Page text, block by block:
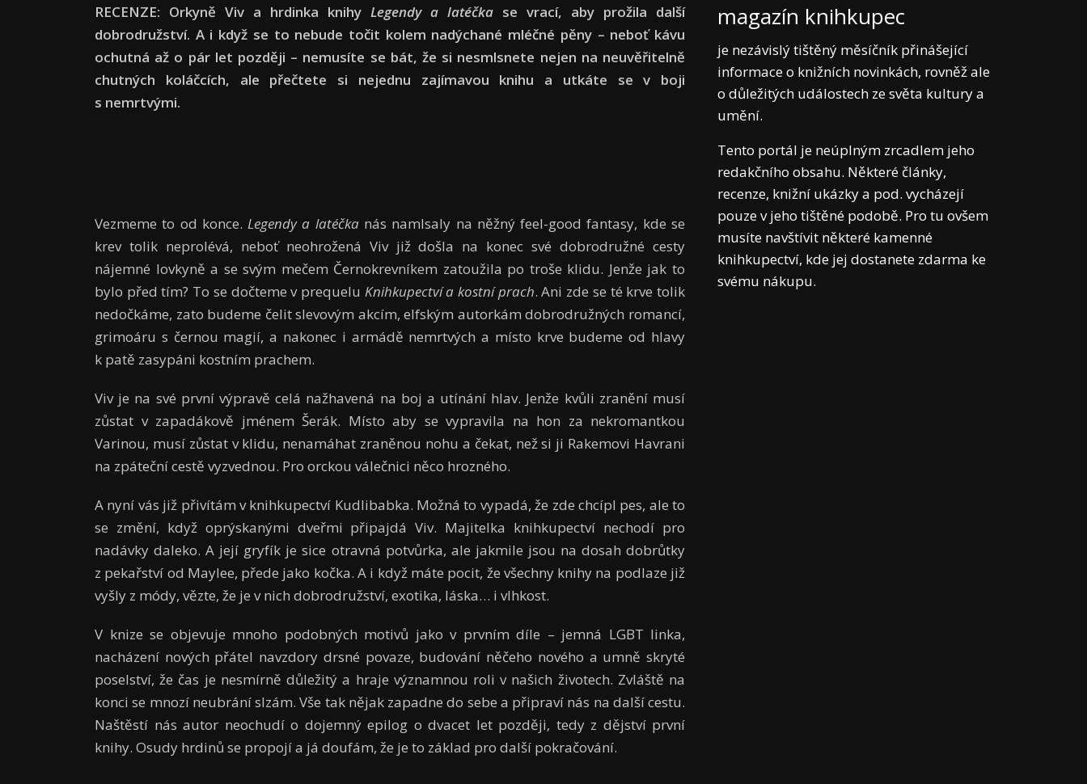
RECENZE: Orkyně Viv a hrdinka knihy Legendy a latéčka se vrací, aby prožila další
dobrodružství. A i když se to nebude točit kolem nadýchané mléčné pěny – neboť kávu
ochutná až o pár let později – nemusíte se bát, že si nesmlsnete nejen na neuvěřitelně
chutných koláčcích, ale přečtete si nejednu zajímavou knihu a utkáte se v boji
s nemrtvými.
Vezmeme to od konce.Legendy a latéčkanás namlsaly na něžný feel-good fantasy, kde se
krev tolik neprolévá, neboť neohrožená Viv již došla na konec své dobrodružné cesty
nájemné lovkyně a se svým mečem Černokrevníkem zatoužila po troše klidu. Jenže jak to
bylo před tím? To se dočteme v prequelu Knihkupectví a kostní prach. Ani zde se té krve tolik
nedočkáme, zato budeme čelit slevovým akcím, elfským autorkám dobrodružných romancí,
grimoáru s černou magií, a nakonec i armádě nemrtvých a místo krve budeme od hlavy
k patě zasypáni kostním prachem.
Viv je na své první výpravě celá nažhavená na boj a utínání hlav. Jenže kvůli zranění musí
zůstat v zapadákově jménem Šerák. Místo aby se vypravila na hon za nekromantkou
Varinou, musí zůstat v klidu, nenamáhat zraněnou nohu a čekat, než si ji Rakemovi Havrani
na zpáteční cestě vyzvednou. Pro orckou válečnici něco hrozného.
A nyní vás již přivítám v knihkupectví Kudlibabka. Možná to vypadá, že zde chcípl pes, ale to
se změní, když oprýskanými dveřmi připajdá Viv. Majitelka knihkupectví nechodí pro
nadávky daleko. A její gryfík je sice otravná potvůrka, ale jakmile jsou na dosah dobrůtky
z pekařství od Maylee, přede jako kočka. A i když máte pocit, že všechny knihy na podlaze již
vyšly z módy, vězte, že je v nich dobrodružství, exotika, láska… i vlhkost.
V knize se objevuje mnoho podobných motivů jako v prvním díle – jemná LGBT linka,
nacházení nových přátel navzdory drsné povaze, budování něčeho nového a umně skryté
poselství, že čas je nesmírně důležitý a hraje významnou roli v našich životech. Zvláště na
konci se mnozí neubrání slzám. Vše tak nějak zapadne do sebe a připraví nás na další cestu.
Naštěstí nás autor neochudí o dojemný epilog o dvacet let později, tedy z dějství první
knihy. Osudy hrdinů se propojí a já doufám, že je to základ pro další pokračování.
magazín knihkupec
je nezávislý tištěný měsíčník přinášející
informace o knižních novinkách, rovněž ale
o důležitých událostech ze světa kultury a
umění.
Tento portál je neúplným zrcadlem jeho
redakčního obsahu. Některé články,
recenze, knižní ukázky a pod. vycházejí
pouze v jeho tištěné podobě. Pro tu ovšem
musíte navštívit některé kamenné
knihkupectví, kde jej dostanete zdarma ke
svému nákupu.